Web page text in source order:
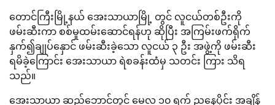
တောင်ကြီးမြို့နယ် အေးသာယာမြို့ တွင် လူငယ်တစ်ဦးကို
ဖမ်းဆီးကာ စစ်မှုထမ်းဆောင်ရန်ဟု ဆိုပြီး အကြမ်းဖက်ရိုက်
နှက်၍ချုပ်နှောင် ဖမ်းဆီးခဲ့သော လူငယ် ၃ ဦး အဖွဲ့ကို ဖမ်းဆီး
ရမိခဲ့ကြောင်း အေးသာယာ ရဲစခန်းထံမှ သတင်း ကြား သိရ
သည်။
အေးသာယာ ဆည်ဘောင်တွင် မေလ ၁၀ ရက် ညနေပိုင်း အချိန်